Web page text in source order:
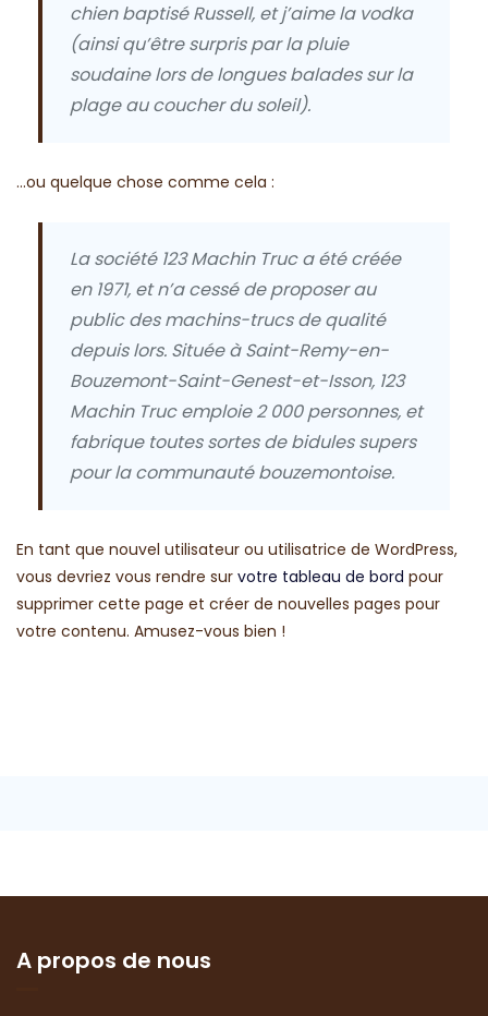
chien baptisé Russell, et j’aime la vodka
(ainsi qu’être surpris par la pluie
soudaine lors de longues balades sur la
plage au coucher du soleil).
…ou quelque chose comme cela :
La société 123 Machin Truc a été créée
en 1971, et n’a cessé de proposer au
public des machins-trucs de qualité
depuis lors. Située à Saint-Remy-en-
Bouzemont-Saint-Genest-et-Isson, 123
Machin Truc emploie 2 000 personnes, et
fabrique toutes sortes de bidules supers
pour la communauté bouzemontoise.
En tant que nouvel utilisateur ou utilisatrice de WordPress,
vous devriez vous rendre sur votre tableau de bord pour
supprimer cette page et créer de nouvelles pages pour
votre contenu. Amusez-vous bien !
A propos de nous